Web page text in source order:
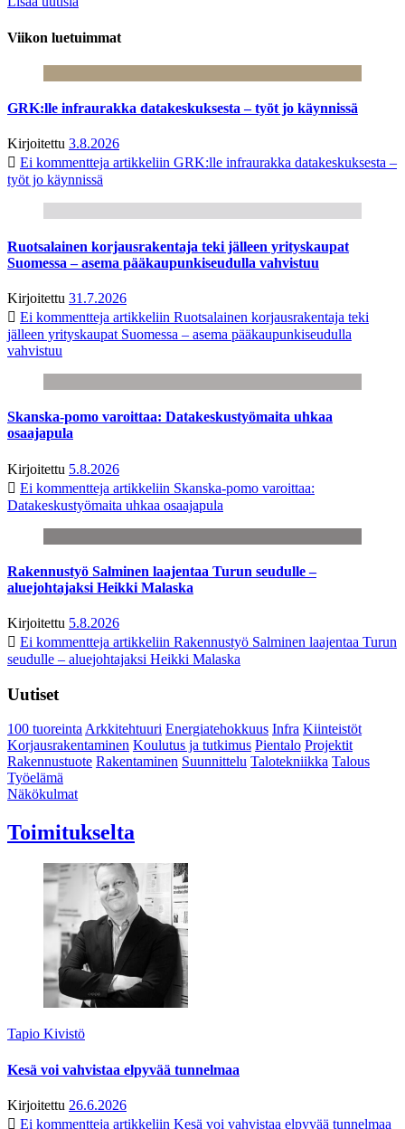
Viikon luetuimmat
GRK:lle infraurakka datakeskuksesta – työt jo käynnissä
Kirjoitettu 3.8.2026
Ei kommentteja artikkeliin GRK:lle infraurakka datakeskuksesta –
työt jo käynnissä
Ruotsalainen korjausrakentaja teki jälleen yrityskaupat
Suomessa – asema pääkaupunkiseudulla vahvistuu
Kirjoitettu 31.7.2026
Ei kommentteja artikkeliin Ruotsalainen korjausrakentaja teki
jälleen yrityskaupat Suomessa – asema pääkaupunkiseudulla
vahvistuu
Skanska-pomo varoittaa: Datakeskustyömaita uhkaa
osaajapula
Kirjoitettu 5.8.2026
Ei kommentteja artikkeliin Skanska-pomo varoittaa:
Datakeskustyömaita uhkaa osaajapula
Rakennustyö Salminen laajentaa Turun seudulle –
aluejohtajaksi Heikki Malaska
Kirjoitettu 5.8.2026
Ei kommentteja artikkeliin Rakennustyö Salminen laajentaa Turun
seudulle – aluejohtajaksi Heikki Malaska
Uutiset
100 tuoreintaArkkitehtuuri Energiatehokkuus Infra Kiinteistöt
Korjausrakentaminen Koulutus ja tutkimus Pientalo Projektit
Rakennustuote Rakentaminen Suunnittelu Talotekniikka Talous
Työelämä
Näkökulmat
Toimitukselta
Tapio Kivistö
Kesä voi vahvistaa elpyvää tunnelmaa
Kirjoitettu 26.6.2026
Ei kommentteja artikkeliin Kesä voi vahvistaa elpyvää tunnelmaa